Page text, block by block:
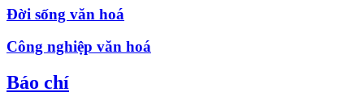
Đời sống văn hoá
Công nghiệp văn hoá
Báo chí